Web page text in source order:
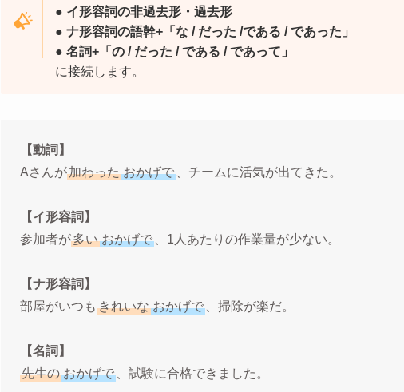
● イ形容詞の非過去形・過去形
● ナ形容詞の語幹+「な / だった /である / であった」
● 名詞+「の / だった / である / であって」
に接続します。
【動詞】
Aさんが加わった おかげで 、チームに活気が出てきた。
【イ形容詞】
参加者が多い おかげで 、1人あたりの作業量が少ない。
【ナ形容詞】
部屋がいつも きれいな おかげで 、掃除が楽だ。
【名詞】
先生の おかげで 、試験に合格できました。